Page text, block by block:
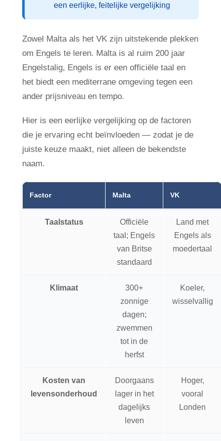
een eerlijke, feitelijke vergelijking
Zowel Malta als het VK zijn uitstekende plekken
om Engels te leren. Malta is al ruim 200 jaar
Engelstalig, Engels is er een officiële taal en
het biedt een mediterrane omgeving tegen een
ander prijsniveau en tempo.
Hier is een eerlijke vergelijking op de factoren
die je ervaring echt beïnvloeden — zodat je de
juiste keuze maakt, niet alleen de bekendste
naam.
Factor Malta VK
Taalstatus
Officiële
taal; Engels
van Britse
standaard
Land met
Engels als
moedertaal
Klimaat
300+
zonnige
dagen;
zwemmen
tot in de
herfst
Koeler,
wisselvallig
Kosten van
levensonderhoud
Doorgaans
lager in het
dagelijks
leven
Hoger,
vooral
Londen